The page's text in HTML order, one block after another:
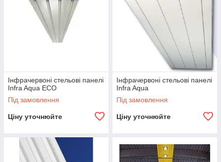
Інфрачервоні стельові панелі
Infra Aqua ECO
Під замовлення
Ціну уточнюйте
Інфрачервоні стельові панелі
Infra Aqua
Під замовлення
Ціну уточнюйте